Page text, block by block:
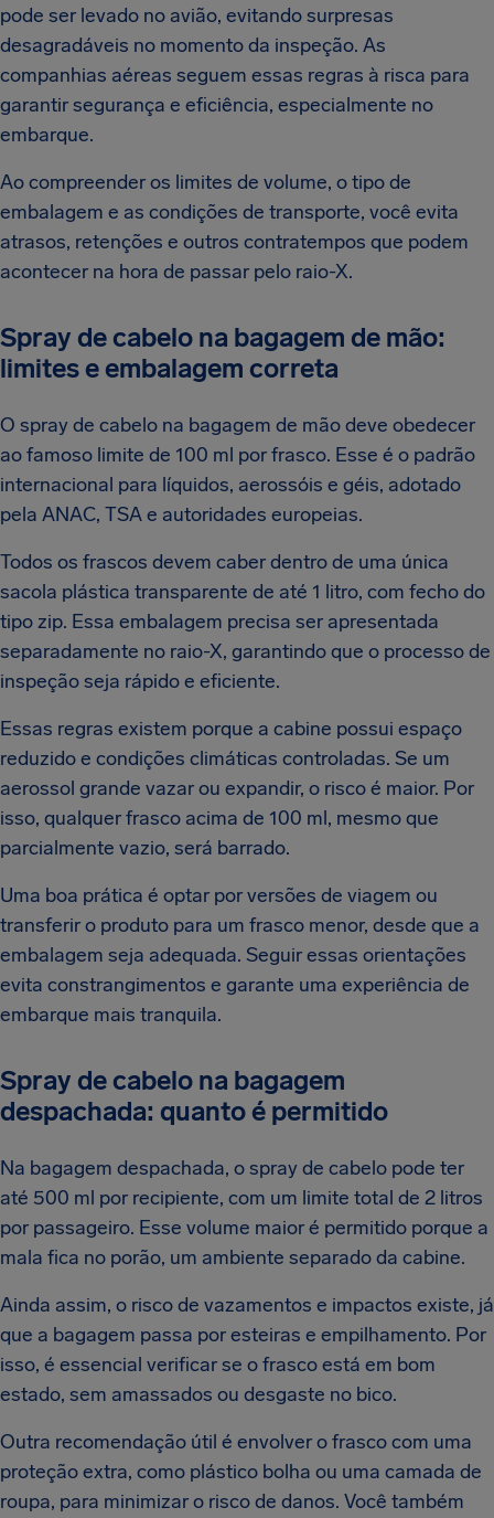
pode ser levado no avião, evitando surpresas
desagradáveis no momento da inspeção. As
companhias aéreas seguem essas regras à risca para
garantir segurança e eficiência, especialmente no
embarque.
Ao compreender os limites de volume, o tipo de
embalagem e as condições de transporte, você evita
atrasos, retenções e outros contratempos que podem
acontecer na hora de passar pelo raio-X.
Spray de cabelo na bagagem de mão:
limites e embalagem correta
O spray de cabelo na bagagem de mão deve obedecer
ao famoso limite de 100 ml por frasco. Esse é o padrão
internacional para líquidos, aerossóis e géis, adotado
pela ANAC, TSA e autoridades europeias.
Todos os frascos devem caber dentro de uma única
sacola plástica transparente de até 1 litro, com fecho do
tipo zip. Essa embalagem precisa ser apresentada
separadamente no raio-X, garantindo que o processo de
inspeção seja rápido e eficiente.
Essas regras existem porque a cabine possui espaço
reduzido e condições climáticas controladas. Se um
aerossol grande vazar ou expandir, o risco é maior. Por
isso, qualquer frasco acima de 100 ml, mesmo que
parcialmente vazio, será barrado.
Uma boa prática é optar por versões de viagem ou
transferir o produto para um frasco menor, desde que a
embalagem seja adequada. Seguir essas orientações
evita constrangimentos e garante uma experiência de
embarque mais tranquila.
Spray de cabelo na bagagem
despachada: quanto é permitido
Na bagagem despachada, o spray de cabelo pode ter
até 500 ml por recipiente, com um limite total de 2 litros
por passageiro. Esse volume maior é permitido porque a
mala fica no porão, um ambiente separado da cabine.
Ainda assim, o risco de vazamentos e impactos existe, já
que a bagagem passa por esteiras e empilhamento. Por
isso, é essencial verificar se o frasco está em bom
estado, sem amassados ou desgaste no bico.
Outra recomendação útil é envolver o frasco com uma
proteção extra, como plástico bolha ou uma camada de
roupa, para minimizar o risco de danos. Você também